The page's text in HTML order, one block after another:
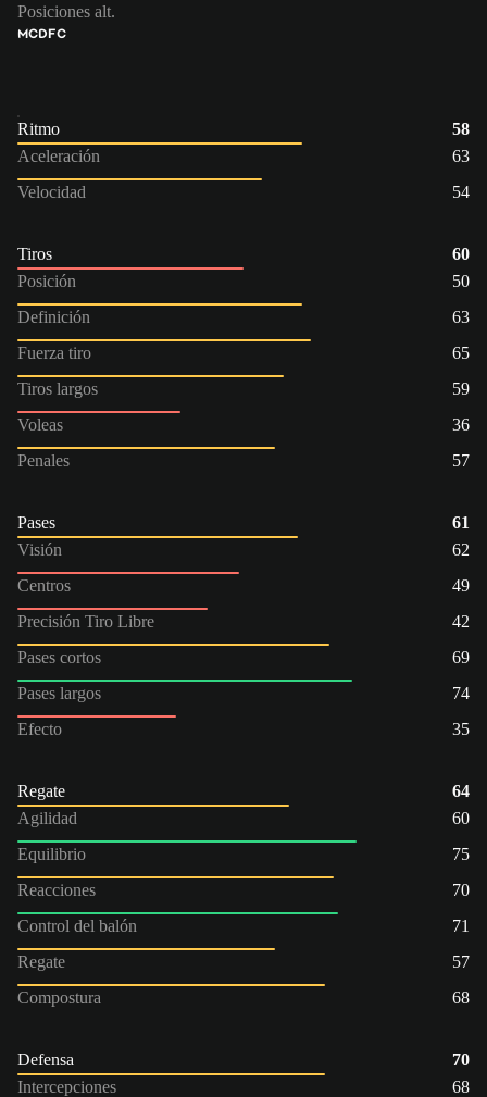
Posiciones alt.
MCDFC
Ritmo
58
Aceleración
63
Velocidad
54
Tiros
60
Posición
50
Definición
63
Fuerza tiro
65
Tiros largos
59
Voleas
36
Penales
57
Pases
61
Visión
62
Centros
49
Precisión Tiro Libre
42
Pases cortos
69
Pases largos
74
Efecto
35
Regate
64
Agilidad
60
Equilibrio
75
Reacciones
70
Control del balón
71
Regate
57
Compostura
68
Defensa
70
Intercepciones
68